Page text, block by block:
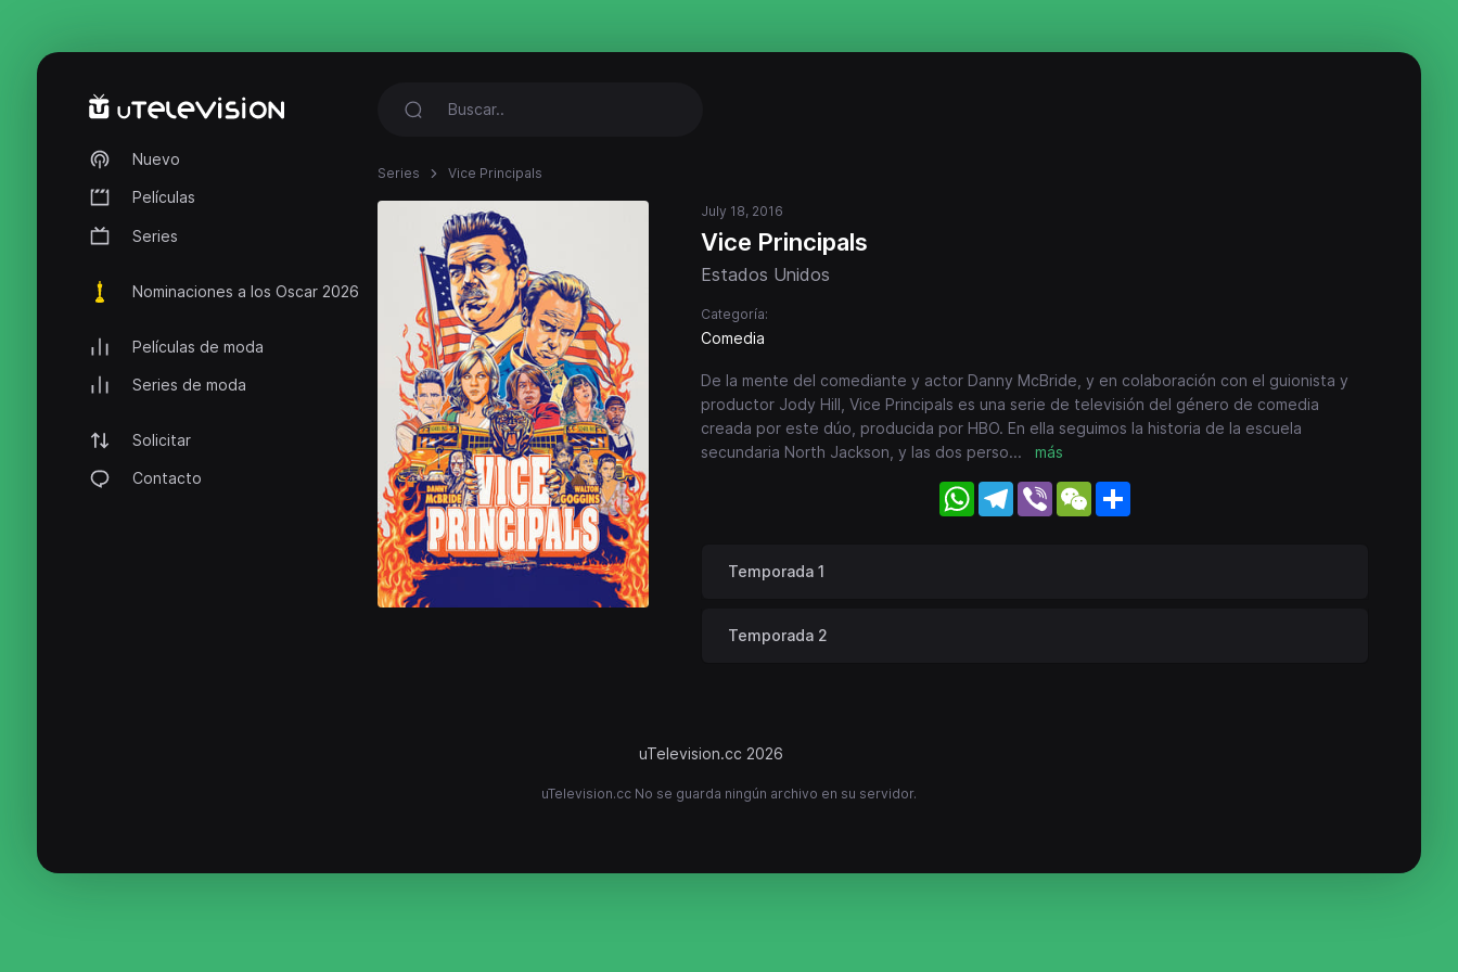
Nuevo
Películas
Series
Nominaciones a los Oscar 2026
Películas de moda
Series de moda
Solicitar
Contacto
Series Vice Principals
July 18, 2016
Vice Principals
Estados Unidos
Categoría:
Comedia
De la mente del comediante y actor Danny McBride, y en colaboración con el guionista y
productor Jody Hill, Vice Principals es una serie de televisión del género de comedia
creada por este dúo, producida por HBO. En ella seguimos la historia de la escuela
secundaria North Jackson, y las dos perso... más
WhatsApp
Telegram
Viber WeChat
Temporada 1
Temporada 2
uTelevision.cc 2026
uTelevision.cc No se guarda ningún archivo en su servidor.